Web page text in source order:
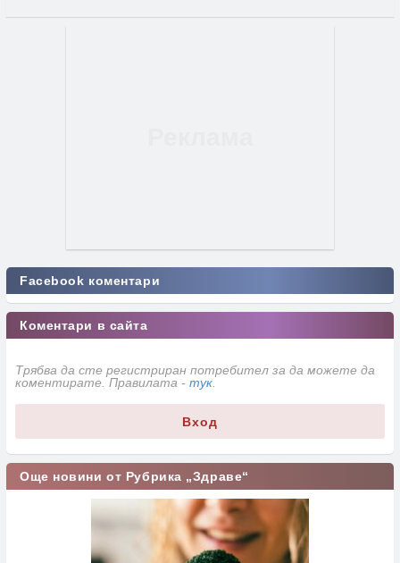
Facebook коментари
Коментари в сайта
Трябва да сте регистриран потребител за да можете да
коментирате. Правилата - тук
Вход
Още новини от Рубрика „Здраве“